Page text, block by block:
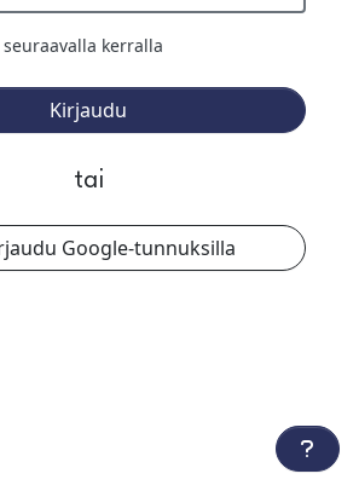
kerralla
Kirjaudu
tai
Google-tunnuksilla